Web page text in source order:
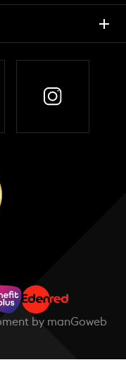
by manGoweb